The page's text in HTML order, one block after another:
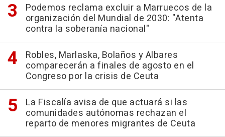
Podemos reclama excluir a Marruecos de la
organización del Mundial de 2030: "Atenta
contra la soberanía nacional"
Robles, Marlaska, Bolaños y Albares
comparecerán a finales de agosto en el
Congreso por la crisis de Ceuta
La Fiscalía avisa de que actuará si las
comunidades autónomas rechazan el
reparto de menores migrantes de Ceuta